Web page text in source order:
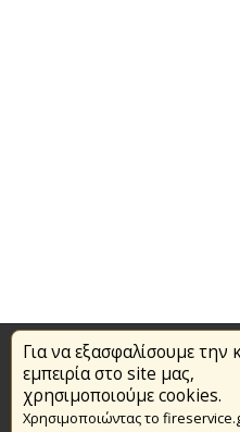
Για να εξασφαλίσουμε την
εμπειρία στο site μας,
χρησιμοποιούμε cookies.
Χρησιμοποιώντας το
Επικαιρότητα
Το Πυροσβεστικό Σώμα